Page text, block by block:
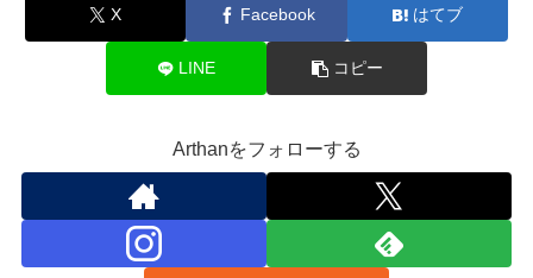
X Facebook はてブ
LINE コピー
Arthanをフォローする